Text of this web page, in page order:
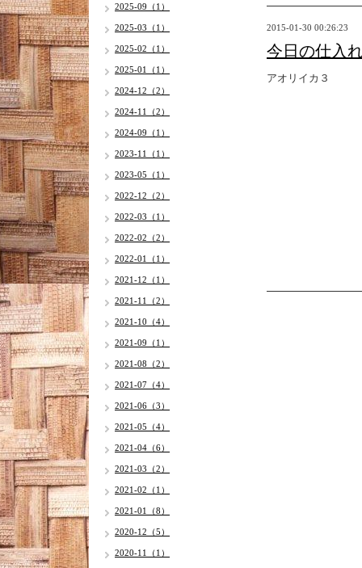
2015-01-30 00:26:23
今日の仕入
アオリイカ３
2025-09（1）
2025-03（1）
2025-02（1）
2025-01（1）
2024-12（2）
2024-11（2）
2024-09（1）
2023-11（1）
2023-05（1）
2022-12（2）
2022-03（1）
2022-02（2）
2022-01（1）
2021-12（1）
2021-11（2）
2021-10（4）
2021-09（1）
2021-08（2）
2021-07（4）
2021-06（3）
2021-05（4）
2021-04（6）
2021-03（2）
2021-02（1）
2021-01（8）
2020-12（5）
2020-11（1）